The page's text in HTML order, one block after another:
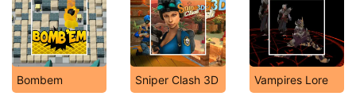
Bombem Sniper Clash 3D Vampires Lore